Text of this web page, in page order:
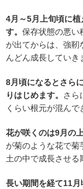
4月～5月上旬頃に
す。 保存状態の悪い
が出てからは、強靭
んどん成長していき
8月頃になるとさら
りはじめます。 さら
くらい根元が混んで
花が咲くのは9月の
が菊のような花で菊
土の中で成長させる
長い期間を経て11